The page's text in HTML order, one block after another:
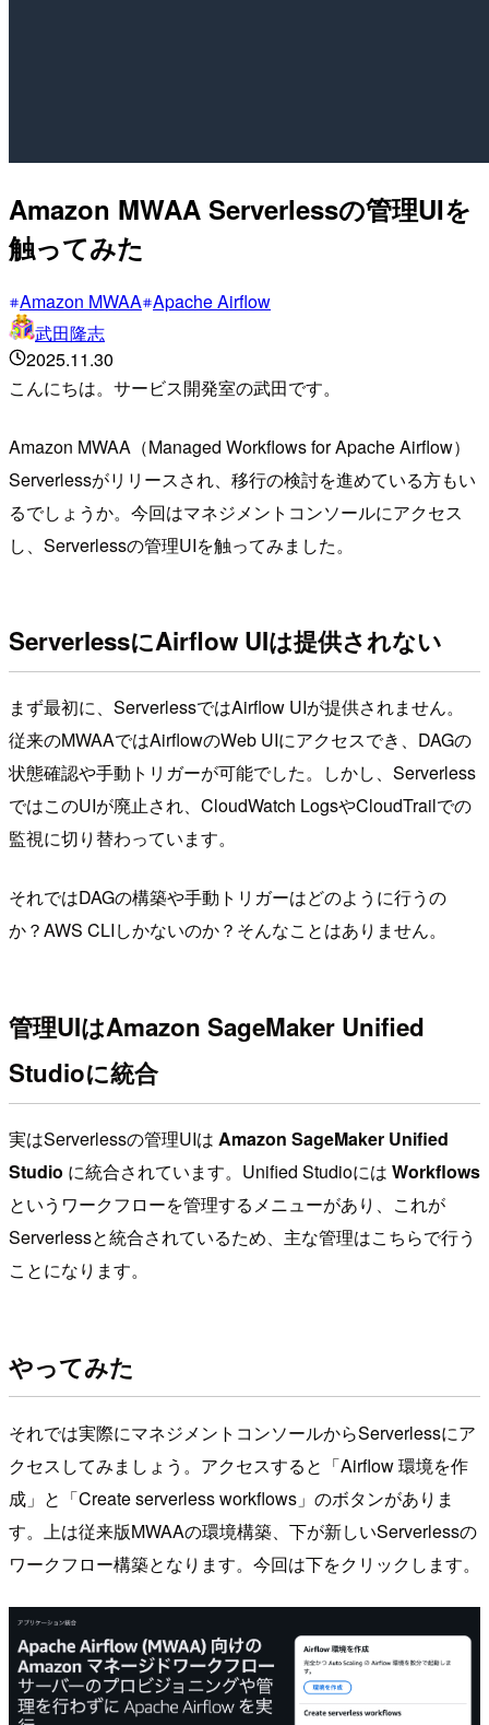
Amazon MWAA Serverlessの管理UIを
触ってみた
Amazon MWAA Apache Airflow
武田隆志
2025.11.30
こんにちは。サービス開発室の武田です。
Amazon MWAA（Managed Workflows for Apache Airflow）
Serverlessがリリースされ、移行の検討を進めている方もい
るでしょうか。今回はマネジメントコンソールにアクセス
し、Serverlessの管理UIを触ってみました。
ServerlessにAirflow UIは提供されない
まず最初に、ServerlessではAirflow UIが提供されません。
従来のMWAAではAirflowのWeb UIにアクセスでき、DAGの
状態確認や手動トリガーが可能でした。しかし、Serverless
ではこのUIが廃止され、CloudWatch LogsやCloudTrailでの
監視に切り替わっています。
それではDAGの構築や手動トリガーはどのように行うの
か？AWS CLIしかないのか？そんなことはありません。
管理UIはAmazon SageMaker Unified
Studioに統合
実はServerlessの管理UIは Amazon SageMaker Unified
Studio に統合されています。Unified Studioには Workflows
というワークフローを管理するメニューがあり、これが
Serverlessと統合されているため、主な管理はこちらで行う
ことになります。
やってみた
それでは実際にマネジメントコンソールからServerlessにア
クセスしてみましょう。アクセスすると「Airflow 環境を作
成」と「Create serverless workflows」のボタンがありま
す。上は従来版MWAAの環境構築、下が新しいServerlessの
ワークフロー構築となります。今回は下をクリックします。